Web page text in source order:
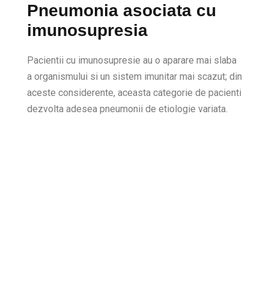
Pneumonia asociata cu
imunosupresia
Pacientii cu imunosupresie au o aparare mai slaba
a organismului si un sistem imunitar mai scazut; din
aceste considerente, aceasta categorie de pacienti
dezvolta adesea pneumonii de etiologie variata.